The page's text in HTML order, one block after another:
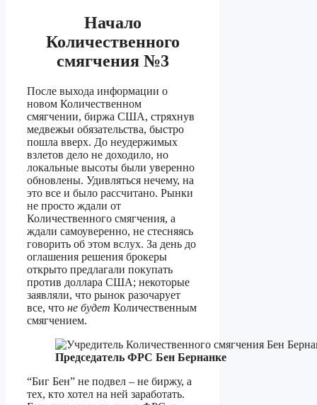
Начало
Количественного
смягчения №3
После выхода информации о
новом Количественном
смягчении, биржа США, стряхнув
медвежьи обязательства, быстро
пошла вверх. До неудержимых
взлетов дело не доходило, но
локальные высоты были уверенно
обновлены. Удивляться нечему, на
это все и было рассчитано. Рынки
не просто ждали от
Количественного смягчения, а
ждали самоуверенно, не стесняясь
говорить об этом вслух. За день до
оглашения решения брокеры
открыто предлагали покупать
против доллара США; некоторые
заявляли, что рынок разочарует
все, что не будет Количественным
смягчением.
Председатель ФРС Бен Бернанке
“Биг Бен” не подвел – не биржу, а
тех, кто хотел на ней заработать.